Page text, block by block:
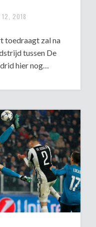
12, 2018
toedraagt zal na
tussen De
hier nog…